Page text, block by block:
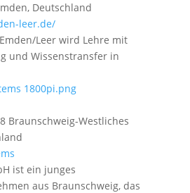
Deutschland
leer.de/
Leer wird Lehre mit
und Wissenstransfer in
Braunschweig-Westliches
ist ein junges
aus Braunschweig, das